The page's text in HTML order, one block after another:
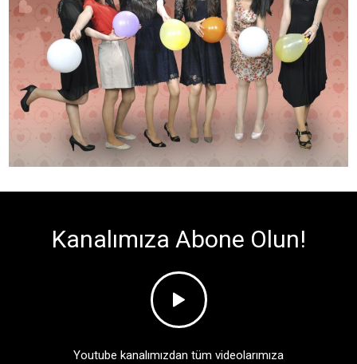
Kanalımıza Abone Olun!
Youtube kanalımızdan tüm videolarımıza